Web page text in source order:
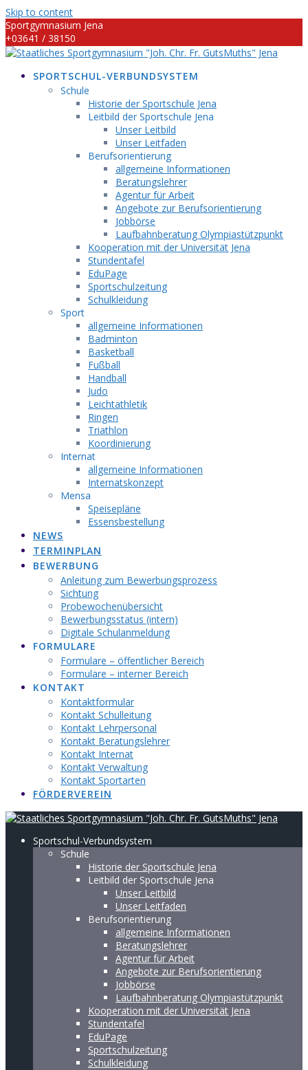
Skip to content
Sportgymnasium Jena
+03641 / 38150
info@sportgymnasium-jena.info
SPORTSCHUL-VERBUNDSYSTEM
Schule
Historie der Sportschule Jena
Leitbild der Sportschule Jena
Unser Leitbild
Unser Leitfaden
Berufsorientierung
allgemeine Informationen
Beratungslehrer
Agentur für Arbeit
Angebote zur Berufsorientierung
Jobbörse
Laufbahnberatung Olympiastützpunkt
Kooperation mit der Universität Jena
Stundentafel
EduPage
Sportschulzeitung
Schulkleidung
Sport
allgemeine Informationen
Badminton
Basketball
Fußball
Handball
Judo
Leichtathletik
Ringen
Triathlon
Koordinierung
Internat
allgemeine Informationen
Internatskonzept
Mensa
Speisepläne
Essensbestellung
NEWS
TERMINPLAN
BEWERBUNG
Anleitung zum Bewerbungsprozess
Sichtung
Probewochenübersicht
Bewerbungsstatus (intern)
Digitale Schulanmeldung
FORMULARE
Formulare – öffentlicher Bereich
Formulare – interner Bereich
KONTAKT
Kontaktformular
Kontakt Schulleitung
Kontakt Lehrpersonal
Kontakt Beratungslehrer
Kontakt Internat
Kontakt Verwaltung
Kontakt Sportarten
FÖRDERVEREIN
Sportschul-Verbundsystem
Schule
Historie der Sportschule Jena
Leitbild der Sportschule Jena
Unser Leitbild
Unser Leitfaden
Berufsorientierung
allgemeine Informationen
Beratungslehrer
Agentur für Arbeit
Angebote zur Berufsorientierung
Jobbörse
Laufbahnberatung Olympiastützpunkt
Kooperation mit der Universität Jena
Stundentafel
EduPage
Sportschulzeitung
Schulkleidung